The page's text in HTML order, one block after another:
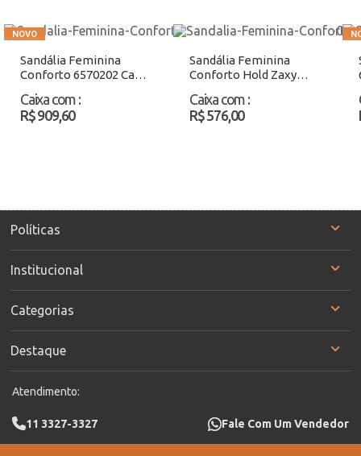
Sandália Feminina
Conforto 6570202 Café
Caixa com :
R$ 909,60
Sandália Feminina
Conforto Hold Zaxy
Atacado
Caixa com :
R$ 576,00
Políticas
Institucional
Categorias
Destaque
Atendimento:
11 3327-3327 Fale Com Um Vendedor